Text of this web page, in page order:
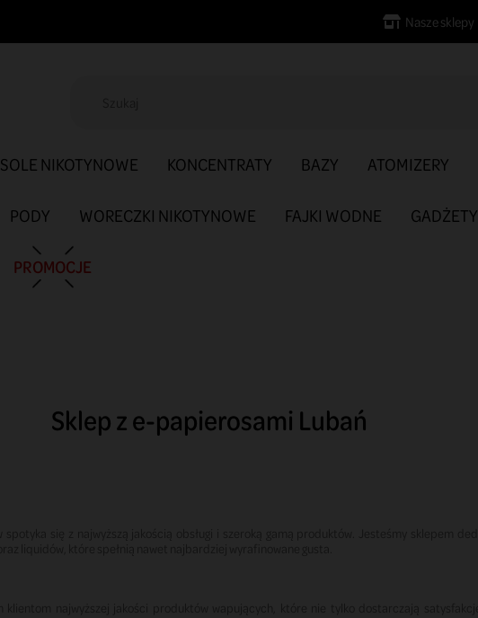
Nasze sklepy
SOLE NIKOTYNOWE KONCENTRATY BAZY ATOMIZERY
PODY WORECZKI NIKOTYNOWE FAJKI WODNE GADŻETY
PROMOCJE
Sklep z e-papierosami Lubań